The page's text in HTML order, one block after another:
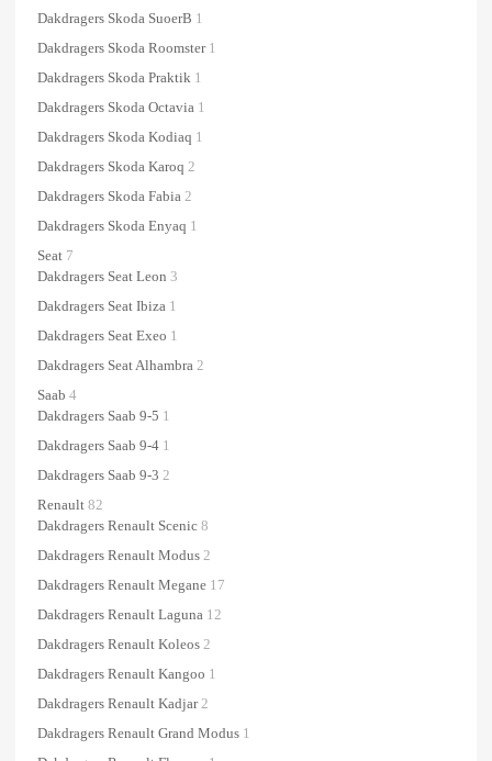
Dakdragers Skoda SuoerB 1
Dakdragers Skoda Roomster 1
Dakdragers Skoda Praktik 1
Dakdragers Skoda Octavia 1
Dakdragers Skoda Kodiaq 1
Dakdragers Skoda Karoq 2
Dakdragers Skoda Fabia 2
Dakdragers Skoda Enyaq 1
Seat 7
Dakdragers Seat Leon 3
Dakdragers Seat Ibiza 1
Dakdragers Seat Exeo 1
Dakdragers Seat Alhambra 2
Saab 4
Dakdragers Saab 9-5 1
Dakdragers Saab 9-4 1
Dakdragers Saab 9-3 2
Renault 82
Dakdragers Renault Scenic 8
Dakdragers Renault Modus 2
Dakdragers Renault Megane 17
Dakdragers Renault Laguna 12
Dakdragers Renault Koleos 2
Dakdragers Renault Kangoo 1
Dakdragers Renault Kadjar 2
Dakdragers Renault Grand Modus 1